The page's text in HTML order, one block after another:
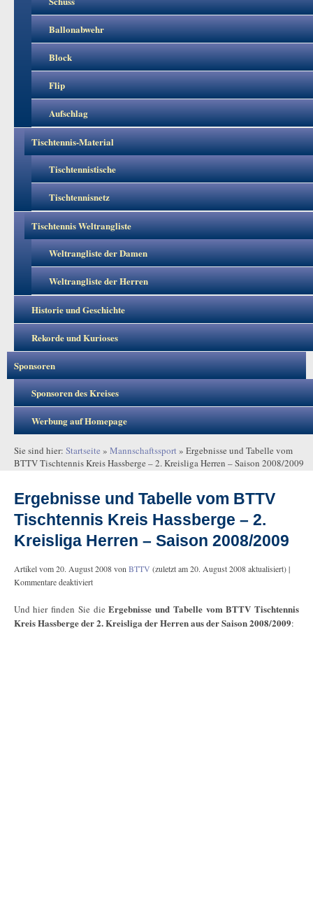
Ballonabwehr
Block
Flip
Aufschlag
Tischtennis-Material
Tischtennistische
Tischtennisnetz
Tischtennis Weltrangliste
Weltrangliste der Damen
Weltrangliste der Herren
Historie und Geschichte
Rekorde und Kurioses
Sponsoren
Sponsoren des Kreises
Werbung auf Homepage
Sie sind hier: Startseite » Mannschaftssport » Ergebnisse und Tabelle vom
BTTV Tischtennis Kreis Hassberge – 2. Kreisliga Herren – Saison 2008/2009
Ergebnisse und Tabelle vom BTTV
Tischtennis Kreis Hassberge – 2.
Kreisliga Herren – Saison 2008/2009
Artikel vom20. August 2008von BTTV (zuletzt am20. August 2008aktualisiert) |
Kommentare deaktiviert
Und hier finden Sie dieErgebnisse und Tabelle vom BTTV Tischtennis
Kreis Hassberge der 2. Kreisliga der Herren aus der Saison 2008/2009: